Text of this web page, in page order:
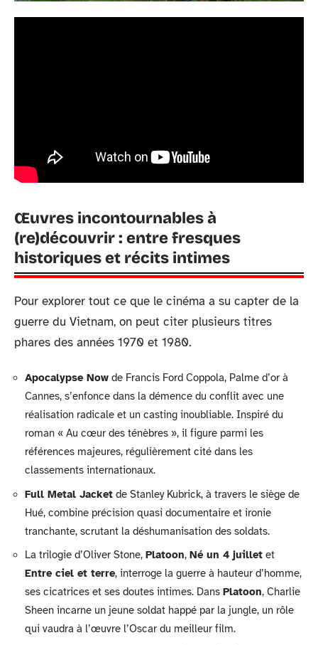
Œuvres incontournables à
(re)découvrir : entre fresques
historiques et récits intimes
Pour explorer tout ce que le cinéma a su capter de la
guerre du Vietnam, on peut citer plusieurs titres
phares des années 1970 et 1980.
Apocalypse Now de Francis Ford Coppola, Palme d’or à
Cannes, s’enfonce dans la démence du conflit avec une
réalisation radicale et un casting inoubliable. Inspiré du
roman « Au cœur des ténèbres », il figure parmi les
références majeures, régulièrement cité dans les
classements internationaux.
Full Metal Jacket de Stanley Kubrick, à travers le siège de
Hué, combine précision quasi documentaire et ironie
tranchante, scrutant la déshumanisation des soldats.
La trilogie d’Oliver Stone, Platoon, Né un 4 juillet et
Entre ciel et terre, interroge la guerre à hauteur d’homme,
ses cicatrices et ses doutes intimes. Dans Platoon, Charlie
Sheen incarne un jeune soldat happé par la jungle, un rôle
qui vaudra à l’œuvre l’Oscar du meilleur film.